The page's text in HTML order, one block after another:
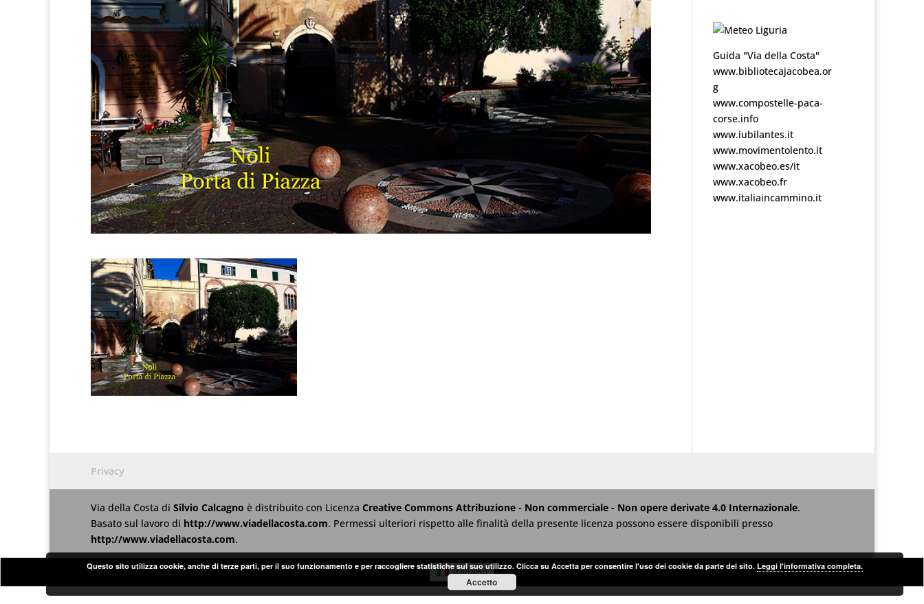
Guida "Via della Costa"
www.bibliotecajacobea.or
g
www.compostelle-paca-
corse.info
www.iubilantes.it
www.movimentolento.it
www.xacobeo.es/it
www.xacobeo.fr
www.italiaincammino.it
Privacy
Via della Costa di Silvio Calcagno è distribuito con Licenza Creative Commons Attribuzione - Non commerciale - Non opere derivate 4.0 Internazionale.
Basato sul lavoro di http://www.viadellacosta.com. Permessi ulteriori rispetto alle finalità della presente licenza possono essere disponibili presso
http://www.viadellacosta.com.
Italiano
Questo sito utilizza cookie, anche di terze parti, per il suo funzionamento e per raccogliere statistiche sul suo utilizzo. Clicca su Accetta per consentire l'uso dei cookie da parte del sito.Leggi l'informativa completa.
Accetto